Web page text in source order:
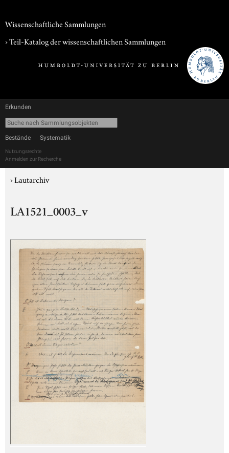
Wissenschaftliche Sammlungen
› Teil-Katalog der wissenschaftlichen Sammlungen
Erkunden
Bestände Systematik
Nutzungsrechte
Anmelden zur Recherche
›Lautarchiv
LA1521_0003_v